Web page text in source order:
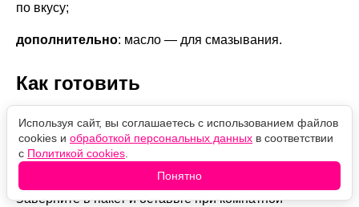
по вкусу;
дополнительно: масло — для смазывания.
Как готовить
Просейте в миску муку и смешайте с солью. Влейте
тёплую воду и растительное масло. Замешивайте
тесто сначала в миске, затем на столе. Оно должно
стать гладким и упругим.
Заверните в пакет и оставьте при комнатной
Используя сайт, вы соглашаетесь с использованием файлов
cookies и обработкой персональных данных в соответствии
с Политикой cookies
Понятно